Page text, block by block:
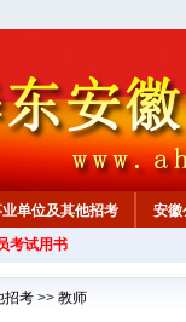
单位及其他招考 安徽
考试用书
招考 >> 教师